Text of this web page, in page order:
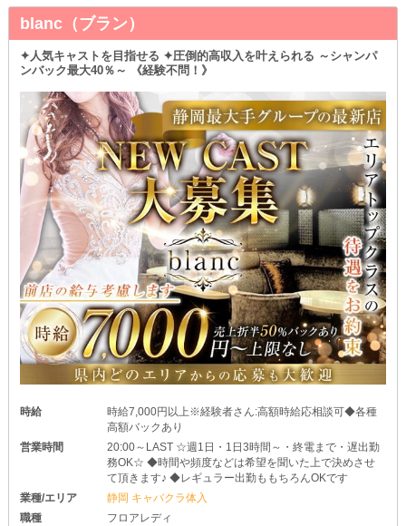
“キララ”は10代、20代、30代と
幅広い年齢層の女の子が在籍しています。
みんな心優しい子ばかりなので、
誰でもすぐに馴染めちゃいますよ♪♪
体験入店はいつでも大歓迎(*'ω'*)
blanc（ブラン）
✦人気キャストを目指せる ✦圧倒的高収入を叶えられる ～シャンパ
ンバック最大40％～ 《経験不問！》
時給
時給7,000円以上※経験者さん:高額時給応相談可◆各種
高額バックあり
営業時間
20:00～LAST ☆週1日・1日3時間～・終電まで・遅出勤
務OK☆ ◆時間や頻度などは希望を聞いた上で決めさせ
て頂きます♪ ◆レギュラー出勤ももちろんOKです
業種/エリア
静岡 キャバクラ体入
職種
フロアレディ